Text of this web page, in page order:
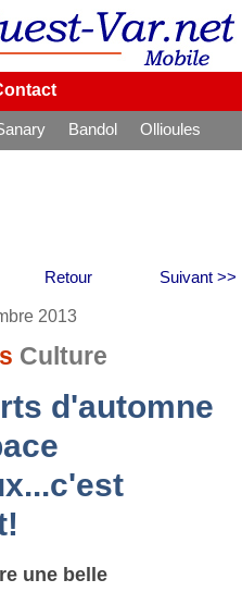
Bandol
Ollioules
Retour Suivant >>
2013
Culture
d'automne
une belle